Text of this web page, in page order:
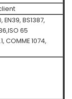
EN39, BS1387,
ISO 65
COMME 1074,